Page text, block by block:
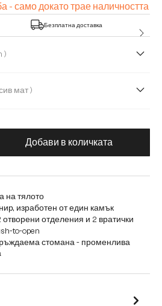
- само докато трае наличността
Безплатна доставка
( 200 cm )
( V-образен сив мат )
на продукта:
Добави в количката
на тялото
изработен от един камък
отделения и 2 вратички
to-open
стомана - променлива